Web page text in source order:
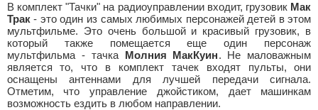
В комплект "Тачки" на радиоуправлении входит, грузовик Мак
Трак- это один из самых любимых персонажей детей в этом
мультфильме. Это очень большой и красивый грузовик, в
который также помещается еще один персонаж
мультфильма - тачка Молния МакКуин. Не маловажным
является то, что в комплект тачек входят пульты, они
оснащены антеннами для лучшей передачи сигнала.
Отметим, что управление джойстиком, дает машинкам
возможность ездить в любом направлении.